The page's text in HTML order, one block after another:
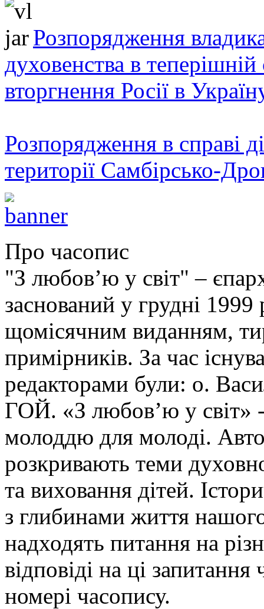
Розпорядження
духовенства в теперішній
вторгнення Росії в
Розпорядження в справі
території Самбірсько-
Про часопис
"З любов’ю у світ" –
заснований у грудні
щомісячним виданням,
примірників. За час
редакторами були: о.
ГОЙ. «З любов’ю у світ»
молоддю для молоді.
розкривають теми
та виховання дітей.
з глибинами життя
надходять питання на
відповіді на ці
номері часопису.